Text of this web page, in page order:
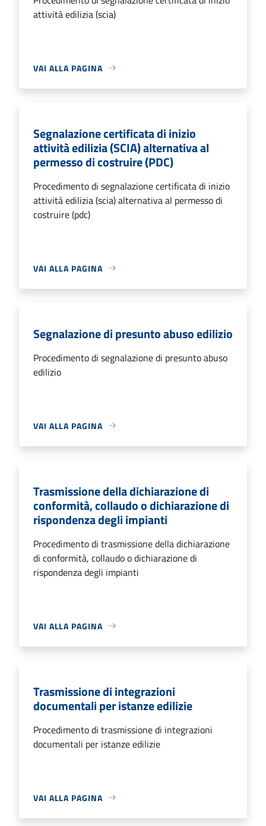
attività edilizia (scia)
VAI ALLA PAGINA
Segnalazione certificata di inizio
attività edilizia (SCIA) alternativa al
permesso di costruire (PDC)
Procedimento di segnalazione certificata di inizio
attività edilizia (scia) alternativa al permesso di
costruire (pdc)
VAI ALLA PAGINA
Segnalazione di presunto abuso edilizio
Procedimento di segnalazione di presunto abuso
edilizio
VAI ALLA PAGINA
Trasmissione della dichiarazione di
conformità, collaudo o dichiarazione di
rispondenza degli impianti
Procedimento di trasmissione della dichiarazione
di conformità, collaudo o dichiarazione di
rispondenza degli impianti
VAI ALLA PAGINA
Trasmissione di integrazioni
documentali per istanze edilizie
Procedimento di trasmissione di integrazioni
documentali per istanze edilizie
VAI ALLA PAGINA